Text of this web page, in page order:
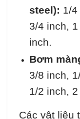
steel): 1/
3/4 inch,
inch.
Bơm
3/8 inch,
1/2 inch,
Các vật liệu